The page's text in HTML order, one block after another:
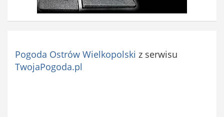
Pogoda Ostrów Wielkopolski z serwisu
TwojaPogoda.pl